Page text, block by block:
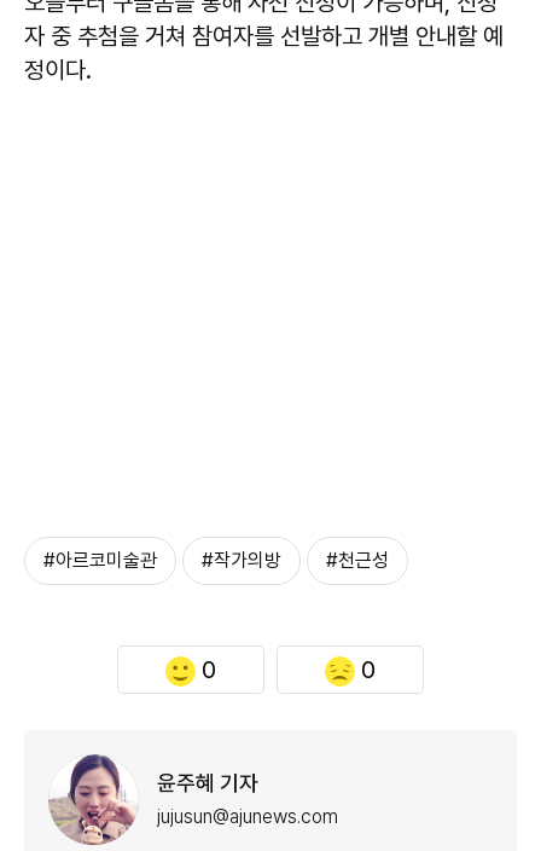
자 중 추첨을 거쳐 참여자를 선발하고 개별 안내할 예
정이다.
#아르코미술관 #작가의방 #천근성
0 0
윤주혜 기자
jujusun@ajunews.com